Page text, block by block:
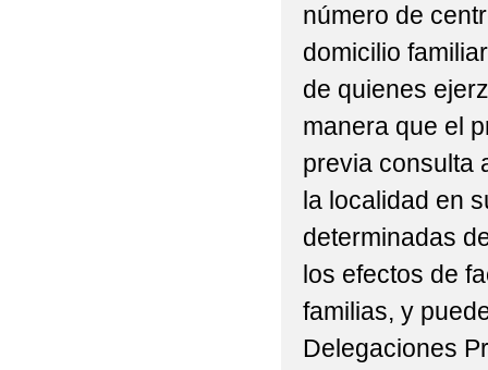
número de
domicilio
de quienes
manera que el
previa consulta
la localidad en
determinadas
los efectos de
familias, y
Delegaciones